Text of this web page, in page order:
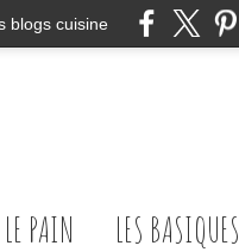
blogs cuisine
LE PAIN LES BASIQUES